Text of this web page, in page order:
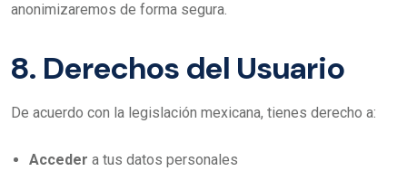
anonimizaremos de forma segura.
8. Derechos del Usuario
De acuerdo con la legislación mexicana, tienes derecho a:
Acceder a tus datos personales